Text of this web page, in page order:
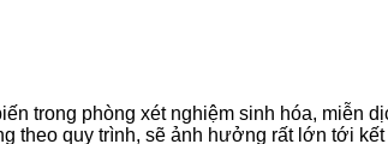
trong phòng xét nghiệm sinh hóa, miễn
theo quy trình, sẽ ảnh hưởng rất lớn tới